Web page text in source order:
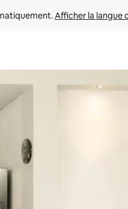
Afficher la langue